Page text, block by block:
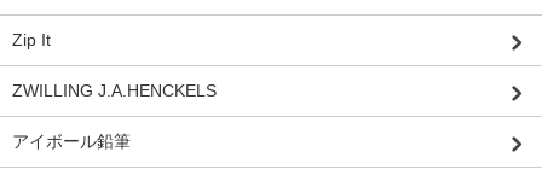
Zip It
ZWILLING J.A.HENCKELS
アイボール鉛筆